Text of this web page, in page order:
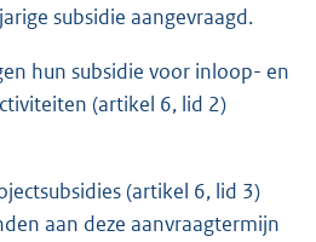
subsidie aangevraagd.
hun subsidie voor inloop- en
(artikel 6, lid 2)
(artikel 6, lid 3)
aan deze aanvraagtermijn